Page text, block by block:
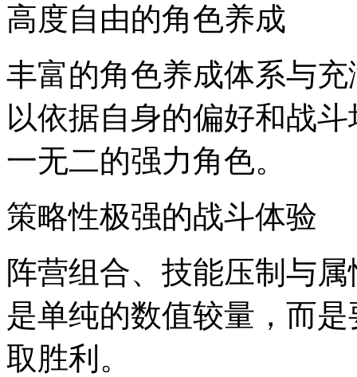
高度自由的角色养成
丰富的角色养成体系与
以依据自身的偏好和战
一无二的强力角色。
策略性极强的战斗体验
阵营组合、技能压制与
是单纯的数值较量，而
取胜利。